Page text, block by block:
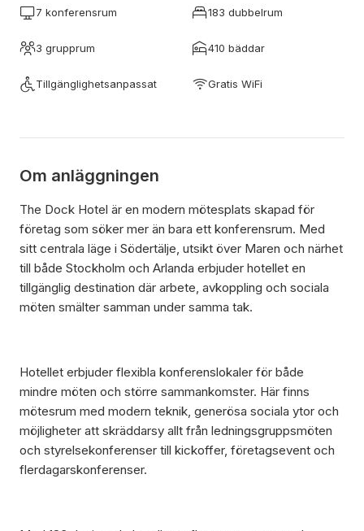
7 konferensrum 183 dubbelrum
3 grupprum 410 bäddar
Tillgänglighetsanpassat Gratis WiFi
Om anläggningen
The Dock Hotel är en modern mötesplats skapad för
företag som söker mer än bara ett konferensrum. Med
sitt centrala läge i Södertälje, utsikt över Maren och närhet
till både Stockholm och Arlanda erbjuder hotellet en
tillgänglig destination där arbete, avkoppling och sociala
möten smälter samman under samma tak.
Hotellet erbjuder flexibla konferenslokaler för både
mindre möten och större sammankomster. Här finns
mötesrum med modern teknik, generösa sociala ytor och
möjligheter att skräddarsy allt från ledningsgruppsmöten
och styrelsekonferenser till kickoffer, företagsevent och
flerdagarskonferenser.